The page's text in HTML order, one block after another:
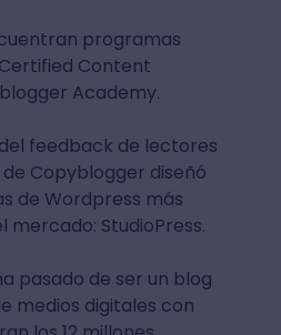
programas
Content
Academy.
feedback de lectores
Copyblogger diseñó
de Wordpress más
mercado: StudioPress.
pasado de ser un blog
medios digitales con